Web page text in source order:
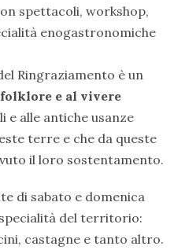
spettacoli, workshop,
enogastronomiche
Ringraziamento è un
e al vivere
e alle antiche usanze
terre e che da queste
il loro sostentamento.
di sabato e domenica
del territorio:
castagne e tanto altro.